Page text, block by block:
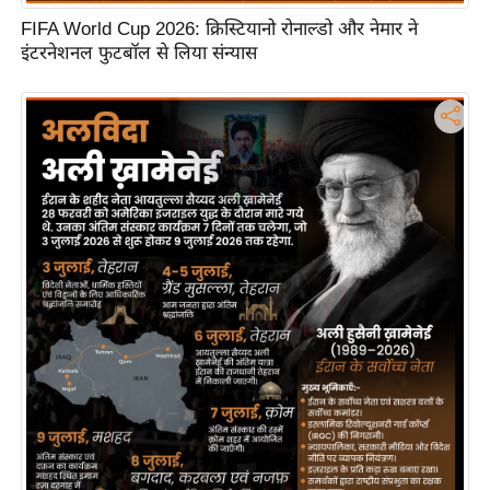
टो
वी
ऑ
डि
यो
फ़ो
ग्रा
फ़ि
क
रा
ज्यों
से
श
FIFA World Cup 2026: क्रिस्टियानो रोनाल्डो और नेमार ने
इंटरनेशनल फुटबॉल से लिया संन्यास